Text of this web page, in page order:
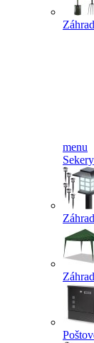
menu
Sekery